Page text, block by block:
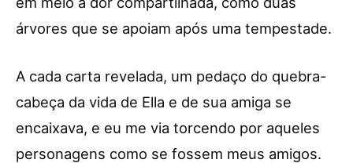
árvores que se apoiam após uma tempestade.
A cada carta revelada, um pedaço do quebra-
cabeça da vida de Ella e de sua amiga se
encaixava, e eu me via torcendo por aqueles
personagens como se fossem meus amigos.